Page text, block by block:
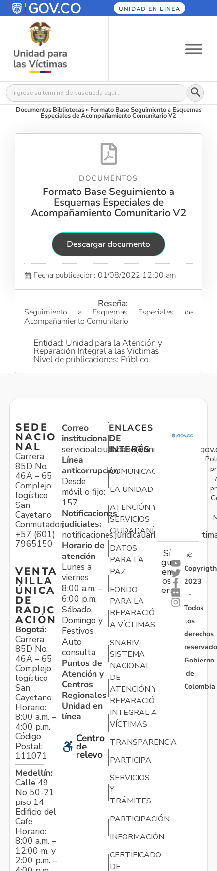
UNIDAD EN LÍNEA
Buscar: Botón
Documentos Bibliotecas» Formato Base Seguimiento a Esquemas
Especiales de Acompañamiento Comunitario V2
DOCUMENTOS
Formato Base Seguimiento a
Esquemas Especiales de
Acompañamiento Comunitario V2
Descargar documento
Fecha publicación: 01/08/2022 12:00 am
Reseña:
Seguimiento a Esquemas Especiales de
Acompañamiento Comunitario
Entidad: Unidad para la Atención y
Reparación Integral a las Víctimas
Nivel de publicaciones: Público
SEDE
NACIO
NAL
Carrera
85D No.
46A – 65
Complejo
logístico
San
Cayetano
Conmutador:
+57 (601)
7965150
VENTA
NILLA
ÚNICA
DE
RADIC
ACIÓN
Bogotá:
Carrera
85D No.
46A – 65
Complejo
logístico
San
Cayetano
Horario:
8:00 a.m. –
4:00 p.m.
Código
Postal:
111071
Medellín:
Calle 49
No 50-21
piso 14
Edificio del
Café
Horario:
8:00 a.m. –
12:00 m. y
2:00 p.m. –
Correo
institucional:
Línea
anticorrupción:
Desde
móvil o fijo:
157
Notificaciones
judiciales:
Horario de
atención
Lunes a
viernes
8:00 a.m. –
6:00 p.m.
Sábado,
Domingo y
Festivos
Auto
consulta
Puntos de
Atención y
Centros
Regionales
Unidad en
línea
Centro
de
relevo
ENLACES
DE
INTERÉS
COMUNICACIONES
LA UNIDAD
ATENCIÓN Y
SERVICIOS
CIUDADANÍA
DATOS
PARA LA
PAZ
FONDO
PARA LA
REPARACIÓN
A VÍCTIMAS
SNARIV-
SISTEMA
NACIONAL
DE
ATENCIÓN Y
REPARACIÓN
INTEGRAL A
VÍCTIMAS
TRANSPARENCIA
PARTICIPA
SERVICIOS
Y
TRÁMITES
PARTICIPACIÓN
INFORMACIÓN
CERTIFICADO
DE
Sí
gu
en
os
en:
©
Copyrigth
2023
-
Todos
los
derechos
Gobierno
de
Colombia